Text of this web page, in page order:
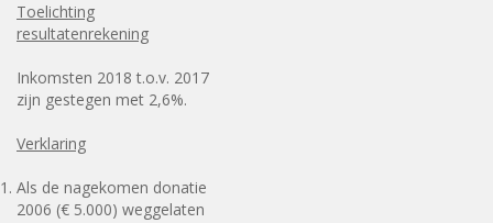
Toelichting
resultatenrekening
Inkomsten 2018 t.o.v. 2017
zijn gestegen met 2,6%.
Verklaring
Als de nagekomen donatie
2006 (€ 5.000) weggelaten